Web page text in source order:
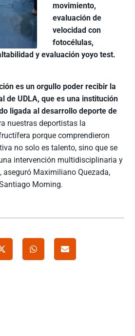
movimiento,
evaluación de
velocidad con
fotocélulas,
y evaluación yoyo test.
es un orgullo poder recibir la
de UDLA, que es una institución
ligada al desarrollo deporte de
nuestras deportistas la
porque comprendieron
no solo es talento, sino que se
intervención multidisciplinaria y
aseguró Maximiliano Quezada,
Morning.